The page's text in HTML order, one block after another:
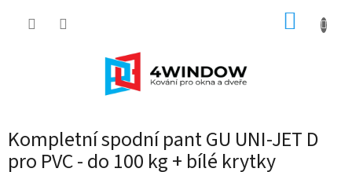
Kompletní spodní pant GU UNI-JET D
pro PVC - do 100 kg + bílé krytky